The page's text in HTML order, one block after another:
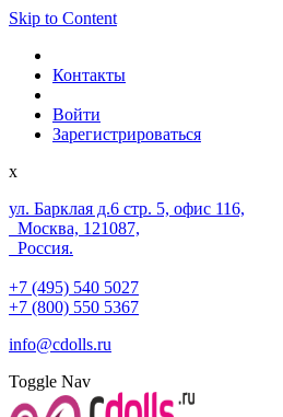
Skip to Content
Контакты
Войти
Зарегистрироваться
x
ул. Барклая д.6 стр. 5, офис 116,
Москва, 121087,
Россия.
+7 (495) 540 5027
+7 (800) 550 5367
info@cdolls.ru
Toggle Nav